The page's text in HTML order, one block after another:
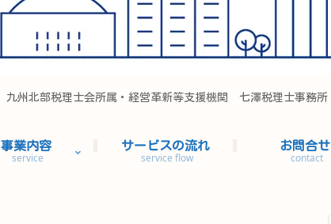
九州北部税理士会所属・経営革新等支援機関 七澤税理士事務所
事業内容
service
サービスの流れ
service flow
お問合せ
contact